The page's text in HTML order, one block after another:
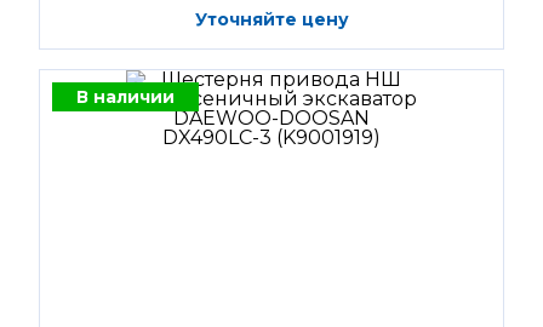
Уточняйте цену
В наличии